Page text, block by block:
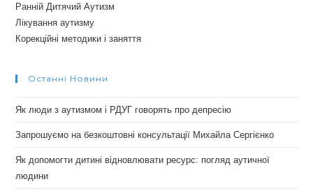
Ранній Дитячий Аутизм
Лікування аутизму
Корекційні методики і заняття
Останні Новини
Як люди з аутизмом і РДУГ говорять про депресію
Запрошуємо на безкоштовні консультації Михайла Сергієнко
Як допомогти дитині відновлювати ресурс: погляд аутичної
людини